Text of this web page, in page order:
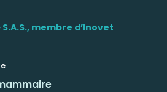
membre d’Inovet